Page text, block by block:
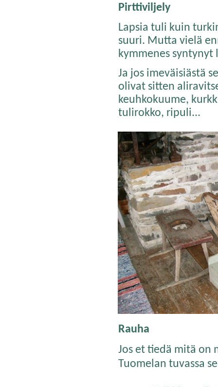
Pirttiviljely
Lapsia tuli kuin
suuri. Mutta vielä
kymmenes
Ja jos imeväisiästä
olivat sitten
keuhkokuume,
tulirokko, ripuli...
Rauha
Jos et tiedä mitä on
Tuomelan tuvassa